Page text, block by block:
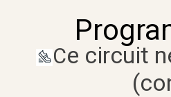
Ce circuit